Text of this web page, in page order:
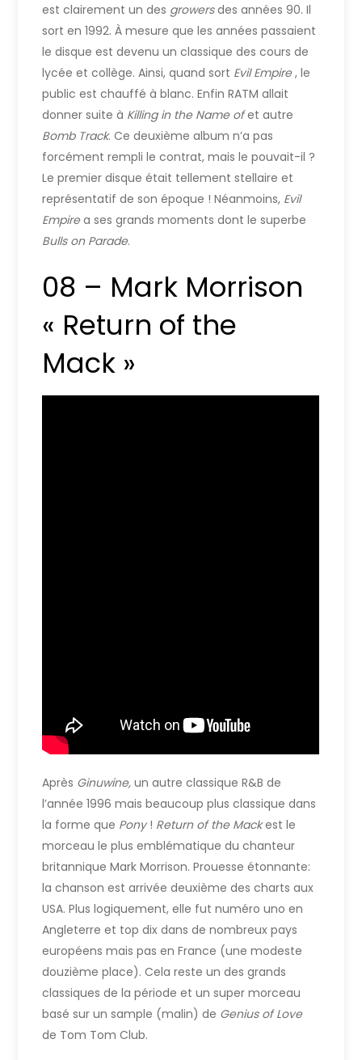
est clairement un des growersdes années 90. Il
sort en 1992. À mesure que les années passaient
le disque est devenu un classique des cours de
lycée et collège. Ainsi, quand sort Evil Empire, le
public est chauffé à blanc. Enfin RATM allait
donner suite à Killing in the Name ofet autre
Bomb Track. Ce deuxième album n’a pas
forcément rempli le contrat, mais le pouvait-il ?
Le premier disque était tellement stellaire et
représentatif de son époque ! Néanmoins, Evil
Empirea ses grands moments dont le superbe
Bulls on Parade.
08 – Mark Morrison
« Return of the
Mack »
Après Ginuwine,un autre classique R&B de
l’année 1996 mais beaucoup plus classique dans
la forme que Pony! Return of the Mackest le
morceau le plus emblématique du chanteur
britannique Mark Morrison. Prouesse étonnante:
la chanson est arrivée deuxième des charts aux
USA. Plus logiquement, elle fut numéro uno en
Angleterre et top dix dans de nombreux pays
européens mais pas en France (une modeste
douzième place). Cela reste un des grands
classiques de la période et un super morceau
basé sur un sample (malin) de Genius of Love
de Tom Tom Club.